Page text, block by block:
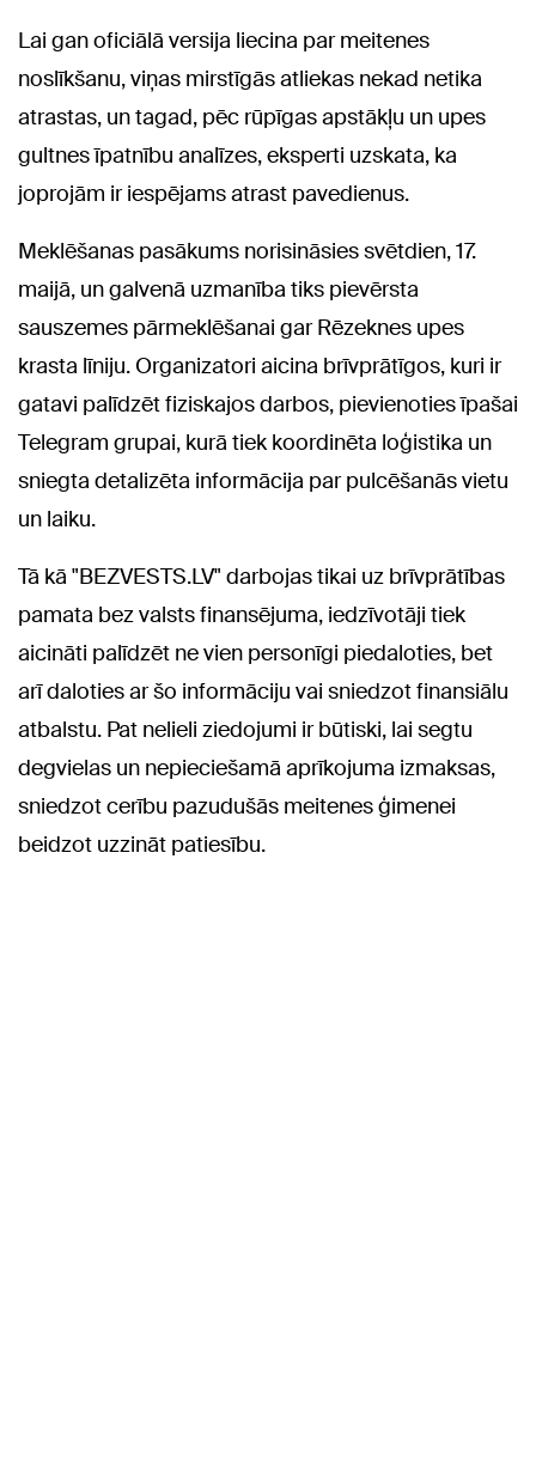
Lai gan oficiālā versija liecina par meitenes
noslīkšanu, viņas mirstīgās atliekas nekad netika
atrastas, un tagad, pēc rūpīgas apstākļu un upes
gultnes īpatnību analīzes, eksperti uzskata, ka
joprojām ir iespējams atrast pavedienus.
Meklēšanas pasākums norisināsies svētdien, 17.
maijā, un galvenā uzmanība tiks pievērsta
sauszemes pārmeklēšanai gar Rēzeknes upes
krasta līniju. Organizatori aicina brīvprātīgos, kuri ir
gatavi palīdzēt fiziskajos darbos, pievienoties īpašai
Telegram grupai, kurā tiek koordinēta loģistika un
sniegta detalizēta informācija par pulcēšanās vietu
un laiku.
Tā kā "BEZVESTS.LV" darbojas tikai uz brīvprātības
pamata bez valsts finansējuma, iedzīvotāji tiek
aicināti palīdzēt ne vien personīgi piedaloties, bet
arī daloties ar šo informāciju vai sniedzot finansiālu
atbalstu. Pat nelieli ziedojumi ir būtiski, lai segtu
degvielas un nepieciešamā aprīkojuma izmaksas,
sniedzot cerību pazudušās meitenes ģimenei
beidzot uzzināt patiesību.